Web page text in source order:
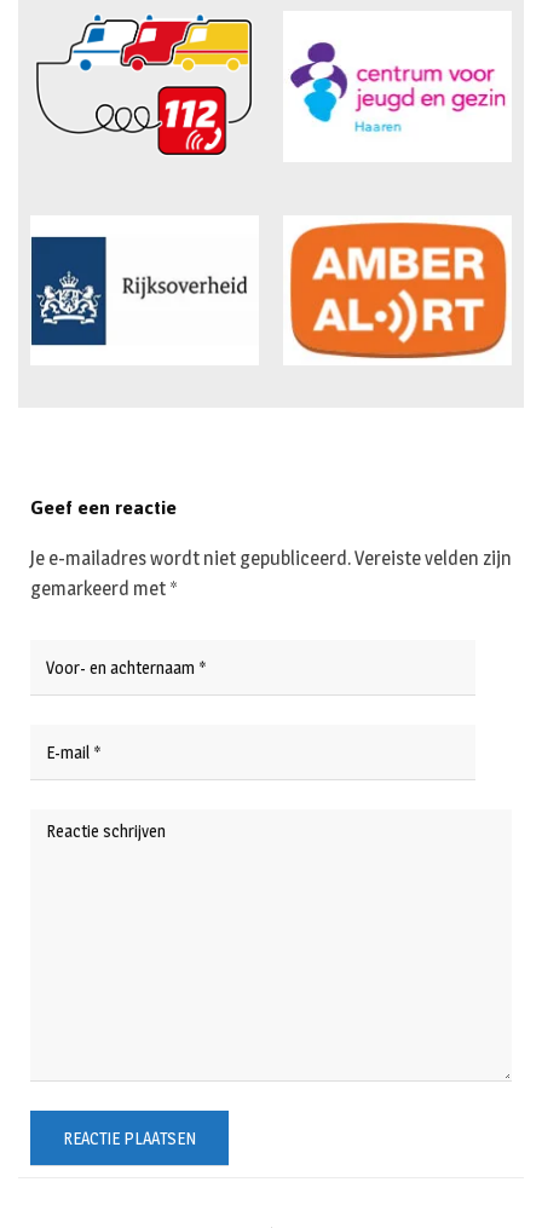
Geef een reactie
Je e-mailadres wordt niet gepubliceerd.Vereiste velden zijn
gemarkeerd met *